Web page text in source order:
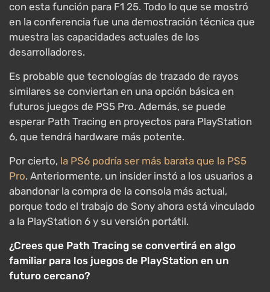
con esta función para F1 25. Todo lo que se mostró
en la conferencia fue una demostración técnica que
muestra las capacidades actuales de los
desarrolladores.
Es probable que tecnologías de trazado de rayos
similares se conviertan en una opción básica en
futuros juegos de PS5 Pro. Además, se puede
esperar Path Tracing en proyectos para PlayStation
6, que tendrá hardware más potente.
Por cierto, la PS6 podría ser más barata que la PS5
Pro. Anteriormente, un insider instó a los usuarios a
abandonar la compra de la consola más actual,
porque todo el trabajo de Sony ahora está vinculado
a la PlayStation 6 y su versión portátil.
¿Crees que Path Tracing se convertirá en algo
familiar para los juegos de PlayStation en un
futuro cercano?